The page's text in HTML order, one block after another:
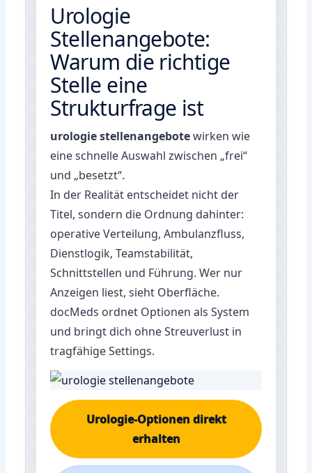
Urologie
Stellenangebote:
Warum die richtige
Stelle eine
Strukturfrage ist
urologie stellenangebotewirken wie
eine schnelle Auswahl zwischen „frei“
und „besetzt“.
In der Realität entscheidet nicht der
Titel, sondern die Ordnung dahinter:
operative Verteilung, Ambulanzfluss,
Dienstlogik, Teamstabilität,
Schnittstellen und Führung. Wer nur
Anzeigen liest, sieht Oberfläche.
docMeds ordnet Optionen als System
und bringt dich ohne Streuverlust in
tragfähige Settings.
Urologie-Optionen direkt
erhalten